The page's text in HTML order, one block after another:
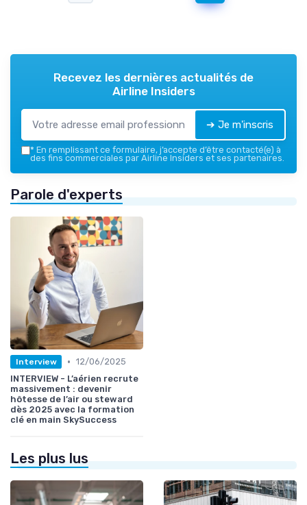
Recevez les dernières actualités de
Airline Insiders
➔ Je m'inscris
* En remplissant ce formulaire, j’accepte d’être contacté(e) à
des fins commerciales par Airline Insiders et ses partenaires.
Parole d'experts
Interview • 12/06/2025
INTERVIEW - L’aérien recrute
massivement : devenir
hôtesse de l’air ou steward
dès 2025 avec la formation
clé en main SkySuccess
Les plus lus